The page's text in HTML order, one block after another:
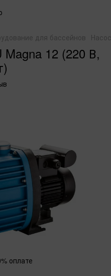
для бассейнов
12 (220 В,